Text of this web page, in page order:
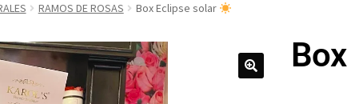
RAMOS DE ROSAS Box Eclipse solar